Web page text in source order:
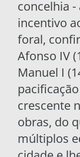
concelhia
incentivo
foral,
Afonso IV
Manuel I
crescente
obras, do
múltiplos